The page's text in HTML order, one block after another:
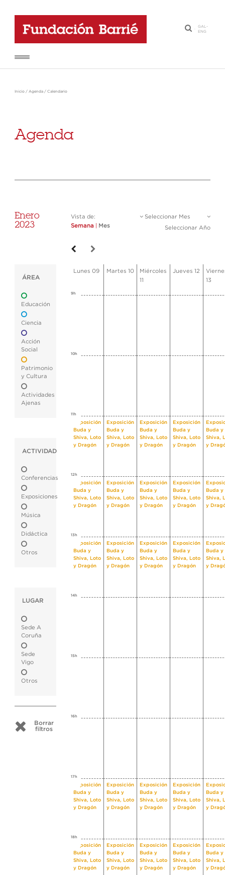
·
GAL-
ENG
Inicio / Agenda / Calendario
Agenda
Enero
2023
Vista de:
Semana
Mes
Seleccionar Mes
Seleccionar Año
ÁREA
Educación
Ciencia
Acción
Social
Patrimonio
y Cultura
Actividades
Ajenas
ACTIVIDAD
Conferencias
Exposiciones
Música
Didáctica
Otros
LUGAR
Sede A
Coruña
Sede
Vigo
Otros
Borrar
filtros
Lunes 09 Martes 10
Miércoles
11
Jueves 12
13
9h
10h
11h
Exposición
Buda y
Shiva, Loto
y Dragón
Exposición
Buda y
Shiva, Loto
y Dragón
Exposición
Buda y
Shiva, Loto
y Dragón
Exposición
Buda y
Shiva, Loto
y Dragón
Buda y
Shiva,
y
12h
Exposición
Buda y
Shiva, Loto
y Dragón
Exposición
Buda y
Shiva, Loto
y Dragón
Exposición
Buda y
Shiva, Loto
y Dragón
Exposición
Buda y
Shiva, Loto
y Dragón
Buda y
Shiva,
y
13h
Exposición
Buda y
Shiva, Loto
y Dragón
Exposición
Buda y
Shiva, Loto
y Dragón
Exposición
Buda y
Shiva, Loto
y Dragón
Exposición
Buda y
Shiva, Loto
y Dragón
Buda y
Shiva,
y
14h
15h
16h
17h
Exposición
Buda y
Shiva, Loto
y Dragón
Exposición
Buda y
Shiva, Loto
y Dragón
Exposición
Buda y
Shiva, Loto
y Dragón
Exposición
Buda y
Shiva, Loto
y Dragón
Buda y
Shiva,
y
18h
Exposición
Buda y
Shiva, Loto
y Dragón
Exposición
Buda y
Shiva, Loto
y Dragón
Exposición
Buda y
Shiva, Loto
y Dragón
Exposición
Buda y
Shiva, Loto
y Dragón
Buda y
Shiva,
y